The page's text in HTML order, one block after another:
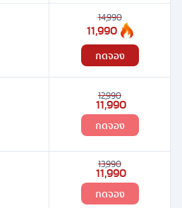
14,990
11,990
กดจอง
12,990
11,990
กดจอง
13,990
11,990
กดจอง